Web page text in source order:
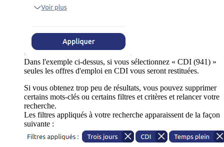
Dans l'exemple ci-dessus, si vous sélectionnez « CDI (941) »
seules les offres d'emploi en CDI vous seront restituées.
Si vous obtenez trop peu de résultats, vous pouvez supprimer
certains mots-clés ou certains filtres et critères et relancer votre
recherche.
Les filtres appliqués à votre recherche apparaissent de la façon
suivante :